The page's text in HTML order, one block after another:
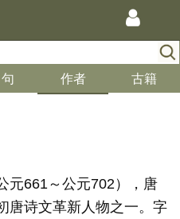
作者 古籍
元661～公元702），唐
唐诗文革新人物之一。字